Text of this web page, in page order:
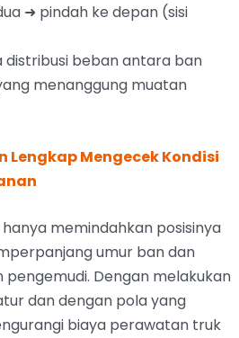
➜ pindah ke depan (sisi
distribusi beban antara ban
menanggung muatan
Lengkap Mengecek Kondisi
memindahkan posisinya
umur ban dan
Dengan melakukan
dan dengan pola yang
biaya perawatan truk